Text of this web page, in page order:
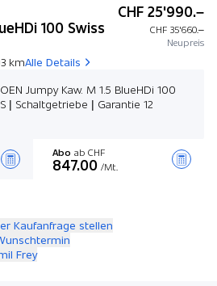
100 Swiss
kmAlle Details
CHF 25'990.–
CHF 35'660.–
Neupreis
Jumpy Kaw. M 1.5 BlueHDi 100
| Schaltgetriebe | Garantie 12
Abo ab CHF
847.00 /Mt.
Kaufanfrage stellen
Frey